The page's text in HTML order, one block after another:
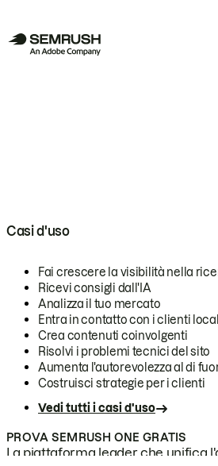
Casi d'uso
Fai crescere la visibilità nella
Ricevi consigli dall'IA
Analizza il tuo mercato
Entra in contatto con i clienti
Crea contenuti coinvolgenti
Risolvi i problemi tecnici del sito
Aumenta l'autorevolezza al di
Costruisci strategie per i clienti
Vedi tutti i casi d'uso
PROVA SEMRUSH ONE GRATIS
La piattaforma leader che unifica